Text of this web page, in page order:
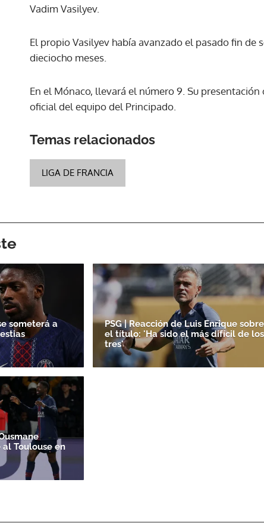
Gracias por
Vadim Vasilyev.
El propio Vasilyev había avanzado el pasado fin
dieciocho meses.
En el Mónaco, llevará el número 9. Su
oficial del equipo del Principado.
Temas relacionados
LIGA DE FRANCIA
someterá a
PSG | Reacción de Luis Enrique sobre
el título: 'Ha sido el más difícil de los
tres'
Toulouse en